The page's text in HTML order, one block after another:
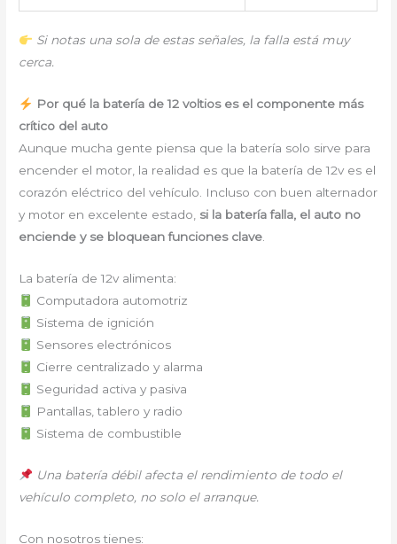
Si notas una sola de estas señales, la falla está muy
cerca.
Por qué la batería de 12 voltios es el componente más
crítico del auto
Aunque mucha gente piensa que la batería solo sirve para
encender el motor, la realidad es que la batería de 12v es el
corazón eléctrico del vehículo. Incluso con buen alternador
y motor en excelente estado, si la batería falla, el auto no
enciende y se bloquean funciones clave.
La batería de 12v alimenta:
Computadora automotriz
Sistema de ignición
Sensores electrónicos
Cierre centralizado y alarma
Seguridad activa y pasiva
Pantallas, tablero y radio
Sistema de combustible
Una batería débil afecta el rendimiento de todo el
vehículo completo, no solo el arranque.
Con nosotros tienes: